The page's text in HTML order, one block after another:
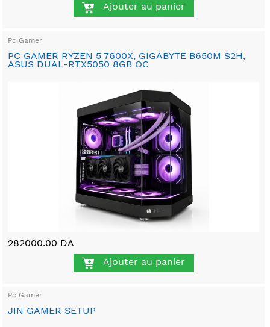
Ajouter au panier
Pc Gamer
PC GAMER RYZEN 5 7600X, GIGABYTE B650M S2H,
ASUS DUAL-RTX5050 8GB OC
282000.00 DA
Ajouter au panier
Pc Gamer
JIN GAMER SETUP